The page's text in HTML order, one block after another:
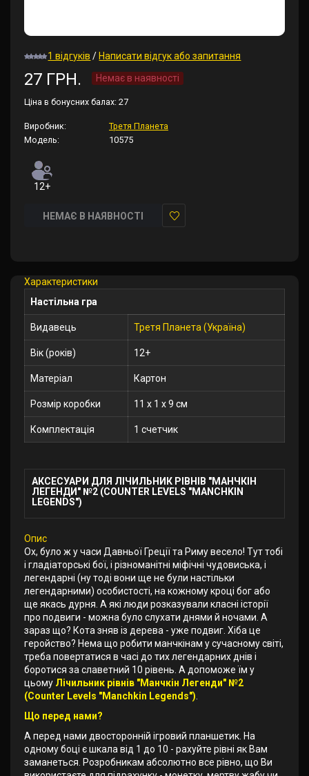
1 відгуків / Написати відгук або запитання
27 ГРН. Немає в наявності
Ціна в бонусних балах: 27
Виробник:
Третя Планета
Модель:
10575
12+
НЕМАЄ В НАЯВНОСТІ
Характеристики
Настільна гра
Видавець Третя Планета (Україна)
Вік (років) 12+
Матеріал Картон
Розмір коробки 11 x 1 x 9 см
Комплектація 1 счетчик
АКСЕСУАРИ ДЛЯ ЛІЧИЛЬНИК РІВНІВ "МАНЧКІН
ЛЕГЕНДИ" №2 (COUNTER LEVELS "MANCHKIN
LEGENDS")
Опис
Ох, було ж у часи Давньої Греції та Риму весело! Тут тобі
і гладіаторські бої, і різноманітні міфічні чудовиська, і
легендарні (ну тоді вони ще не були настільки
легендарними) особистості, на кожному кроці бог або
ще якась дурня. А які люди розказували класні історії
про подвиги - можна було слухати днями й ночами. А
зараз що? Кота зняв із дерева - уже подвиг. Хіба це
геройство? Нема що робити манчкінам у сучасному світі,
треба повертатися в часі до тих легендарних днів і
боротися за славетний 10 рівень. А допоможе їм у
цьому Лічильник рівнів "Манчкін Легенди" №2
(Counter Levels "Manchkin Legends")
Що перед нами?
А перед нами двосторонній ігровий планшетик. На
одному боці є шкала від 1 до 10 - рахуйте рівні як Вам
заманеться. Розробникам абсолютно все рівно, що Ви